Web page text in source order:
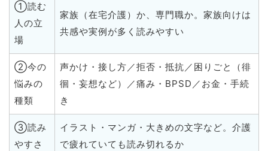
①読む
人の立
場
家族（在宅介護）か、専門職か。家族向けは
共感や実例が多く読みやすい
②今の
悩みの
種類
声かけ・接し方／拒否・抵抗／困りごと（徘
徊・妄想など）／痛み・BPSD／お金・手続
き
③読み
やすさ
イラスト・マンガ・大きめの文字など。介護
で疲れていても読み切れるか